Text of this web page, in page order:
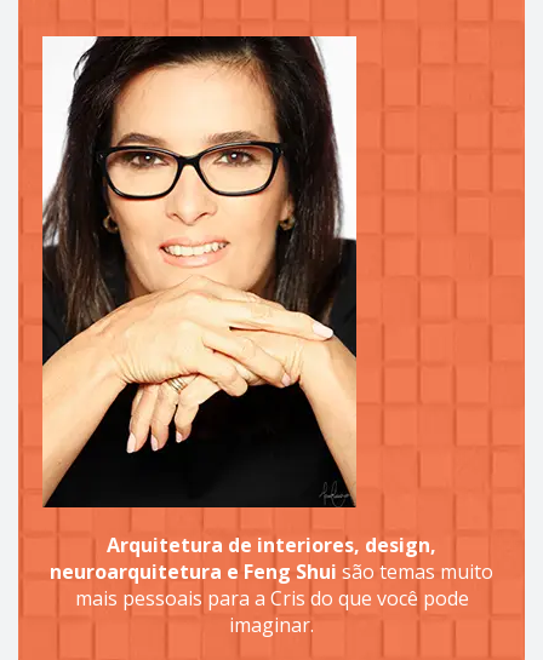
Arquitetura de interiores, design,
neuroarquitetura e Feng Shui são temas muito
mais pessoais para a Cris do que você pode
imaginar.